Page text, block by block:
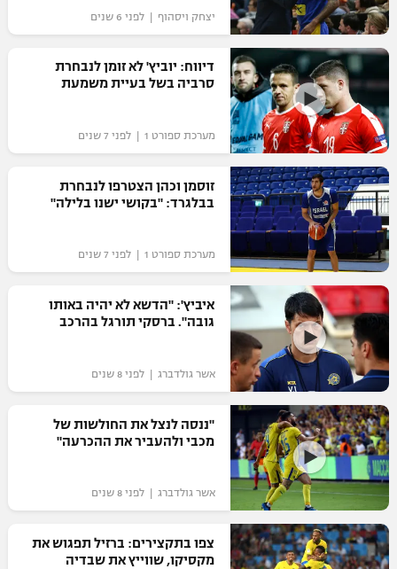
יצחק ויסהוף | לפני 6 שנים
דיווח: יוביץ' לא זומן לנבחרת
סרביה בשל בעיית משמעת
מערכת ספורט 1 | לפני 7 שנים
זוסמן וכהן הצטרפו לנבחרת
בבלגרד: "בקושי ישנו בלילה"
מערכת ספורט 1 | לפני 7 שנים
איביץ': "הדשא לא יהיה באותו
גובה". ברסקי תורגל בהרכב
אשר גולדברג | לפני 8 שנים
"ננסה לנצל את החולשות של
מכבי ולהעביר את ההכרעה"
אשר גולדברג | לפני 8 שנים
צפו בתקצירים: ברזיל תפגוש את
מקסיקו, שווייץ את שבדיה